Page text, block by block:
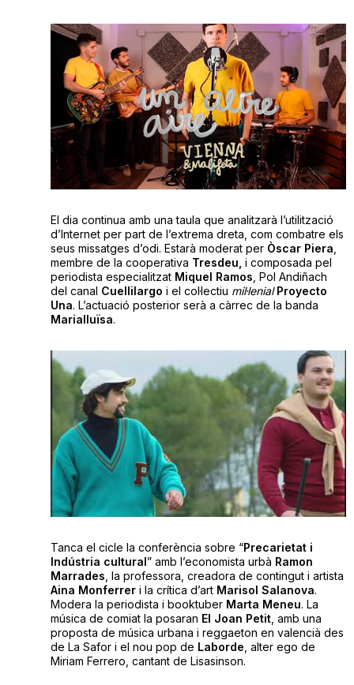
El dia continua amb una taula que analitzarà l’utilització
d’Internet per part de l’extrema dreta, com combatre els
seus missatges d’odi. Estarà moderat per Òscar Piera
membre de la cooperativa Tresdeu, i composada pel
periodista especialitzat Miquel Ramos , Pol Andiñach
del canal Cuellilargo i el col·lectiu mil·lenial Proyecto
Una. L’actuació posterior serà a càrrec de la banda
Marialluïsa.
Tanca el cicle la conferència sobre “Precarietat i
Indústria cultural” amb l’economista urbà Ramon
Marrades , la professora, creadora de contingut i artista
Aina Monferreri la crítica d’art Marisol Salanova.
Modera la periodista i booktuber Marta Meneu. La
música de comiat la posaran El Joan Petit, amb una
proposta de música urbana i reggaeton en valencià des
de La Safor i el nou pop de Laborde , alter ego de
Miriam Ferrero, cantant de Lisasinson.